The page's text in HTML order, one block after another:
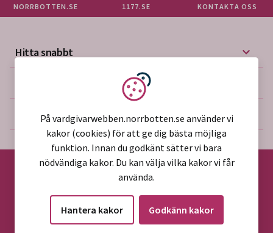
NORRBOTTEN.SE 1177.SE KONTAKTA OSS
Hitta snabbt
Mer på vårdgivarwebben
Om webbplatsen
©2026 Region Norrbotten
Vi använder kakor
På vardgivarwebben.norrbotten.se använder vi
kakor (cookies) för att ge dig bästa möjliga
funktion. Innan du godkänt sätter vi bara
nödvändiga kakor. Du kan välja vilka kakor vi får
använda.
Hantera kakor Godkänn kakor